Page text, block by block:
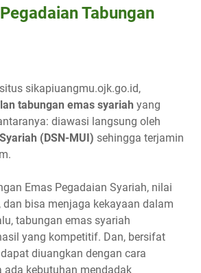
Tabungan
sikapiuangmu.ojk.go.id,
tabungan emas syariah yang
diawasi langsung oleh
(DSN-MUI) sehingga terjamin
Emas Pegadaian Syariah, nilai
dan bisa menjaga kekayaan dalam
tabungan emas syariah
yang kompetitif. Dan, bersifat
diuangkan dengan cara
kebutuhan mendadak